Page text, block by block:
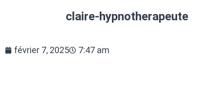
claire-hypnotherapeute
février 7, 2025 7:47 am